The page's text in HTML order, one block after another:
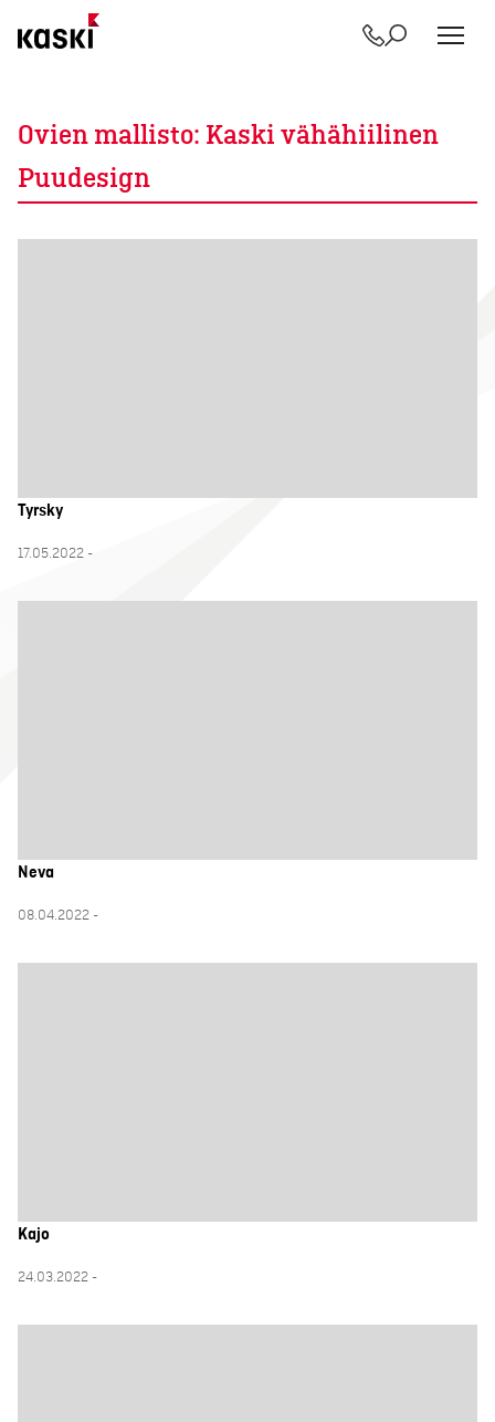
Yhteystiedot
Etsi
Ovien mallisto: Kaski vähähiilinen
Puudesign
Tyrsky
17.05.2022 -
Neva
08.04.2022 -
Kajo
24.03.2022 -